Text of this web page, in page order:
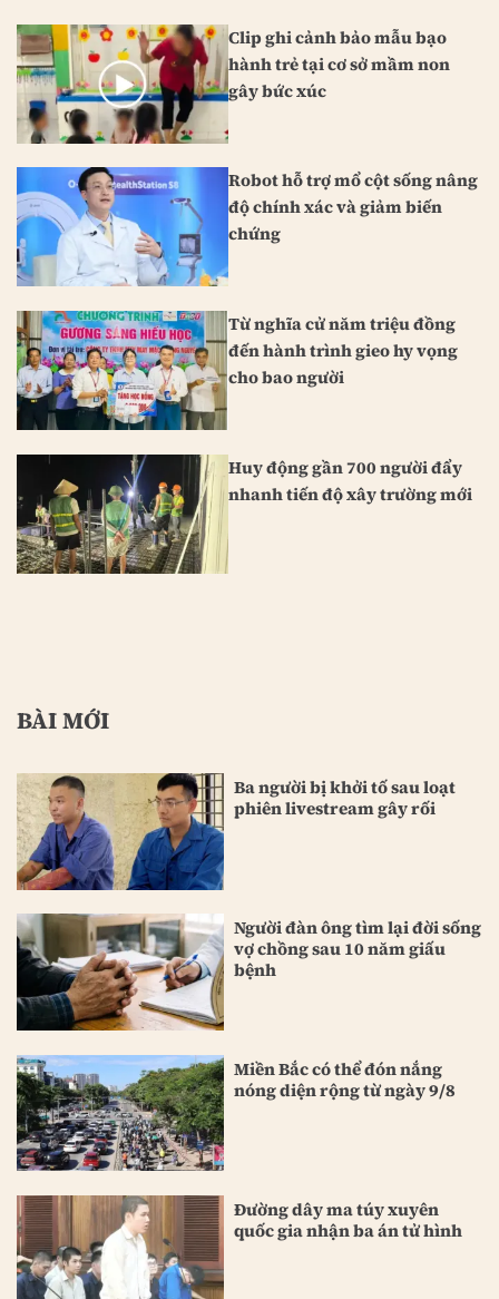
Clip ghi cảnh bảo mẫu bạo
hành trẻ tại cơ sở mầm non
gây bức xúc
Robot hỗ trợ mổ cột sống nâng
độ chính xác và giảm biến
chứng
Từ nghĩa cử năm triệu đồng
đến hành trình gieo hy vọng
cho bao người
Huy động gần 700 người đẩy
nhanh tiến độ xây trường mới
BÀI MỚI
Ba người bị khởi tố sau loạt
phiên livestream gây rối
Người đàn ông tìm lại đời sống
vợ chồng sau 10 năm giấu
bệnh
Miền Bắc có thể đón nắng
nóng diện rộng từ ngày 9/8
Đường dây ma túy xuyên
quốc gia nhận ba án tử hình